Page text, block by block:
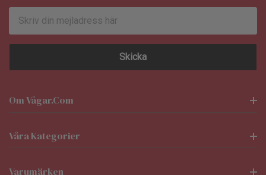
Om Vågar.com
Våra Kategorier
Varumärken